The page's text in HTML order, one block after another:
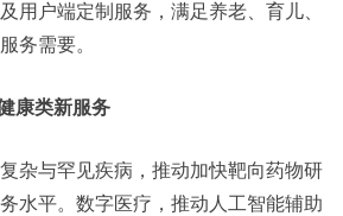
用户端定制服务，满足养老、育儿、
务需要。
类新服务
与罕见疾病，推动加快靶向药物研
水平。数字医疗，推动人工智能辅助